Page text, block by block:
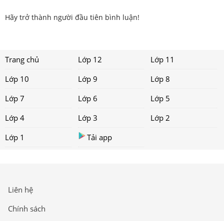
Hãy trở thành người đầu tiên bình luận!
Trang chủ Lớp 12
Lớp 11
Lớp 10
Lớp 9
Lớp 8
Lớp 7
Lớp 6
Lớp 5
Lớp 4
Lớp 3
Lớp 2
Lớp 1
Tải app
Liên hệ
Chính sách